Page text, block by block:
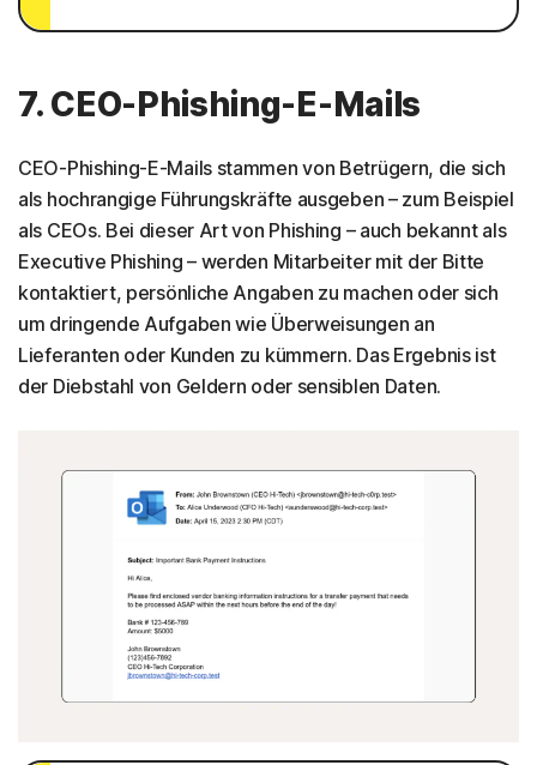
7. CEO-Phishing-E-Mails
CEO-Phishing-E-Mails stammen von Betrügern, die sich
als hochrangige Führungskräfte ausgeben – zum Beispiel
als CEOs. Bei dieser Art von Phishing – auch bekannt als
Executive Phishing – werden Mitarbeiter mit der Bitte
kontaktiert, persönliche Angaben zu machen oder sich
um dringende Aufgaben wie Überweisungen an
Lieferanten oder Kunden zu kümmern. Das Ergebnis ist
der Diebstahl von Geldern oder sensiblen Daten.